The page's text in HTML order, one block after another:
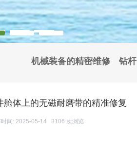
钻杆
机械装备的精密维修
舱体上的无磁耐磨带的精准修复
间: 2025-05-14 3106 次浏览